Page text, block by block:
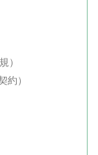
）
約）